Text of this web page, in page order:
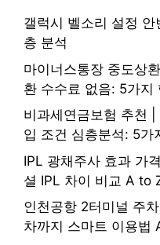
갤럭시 벨소리 설정
층 분석
마이너스통장 중도상
환 수수료 없음: 5가지
비과세연금보험 추천
입 조건 심층분석: 5가
IPL 광채주사 효과 가
셜 IPL 차이 비교 A to
인천공항 2터미널 주
차까지 스마트 이용법